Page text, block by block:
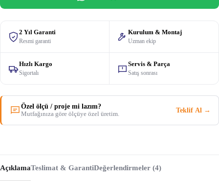
2 Yıl Garanti
Resmi garanti
Kurulum & Montaj
Uzman ekip
Hızlı Kargo
Sigortalı
Servis & Parça
Satış sonrası
Özel ölçü / proje mi lazım?
Mutfağınıza göre ölçüye özel üretim.
Teklif Al →
AçıklamaTeslimat & GarantiDeğerlendirmeler (4)